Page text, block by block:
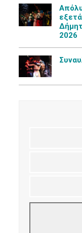
2026